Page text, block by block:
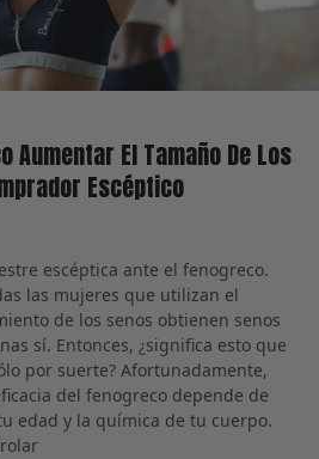
Aumentar El Tamaño De Los
Escéptico
escéptica ante el fenogreco.
las mujeres que utilizan el
de los senos obtienen senos
sí. Entonces, ¿significa esto que
por suerte? Afortunadamente,
del fenogreco depende de
edad y la química de tu cuerpo.